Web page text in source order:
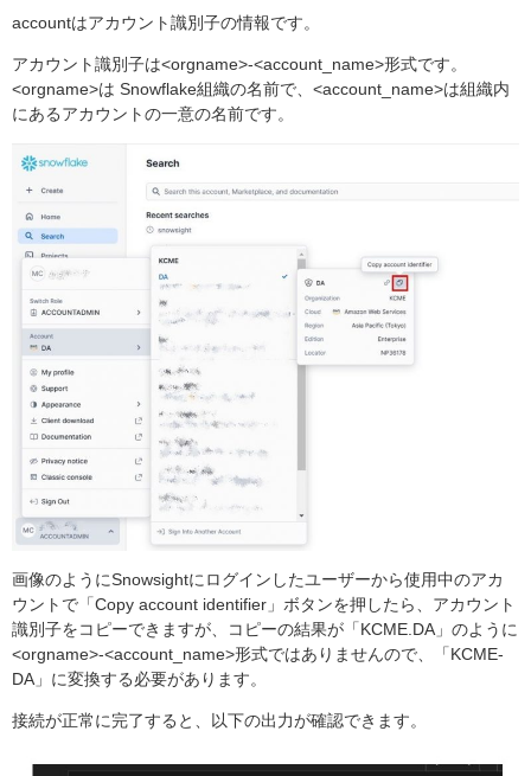
accountはアカウント識別子の情報です。
アカウント識別子は<orgname>-<account_name>形式です。
<orgname>は Snowflake組織の名前で、<account_name>は組織内
にあるアカウントの一意の名前です。
画像のようにSnowsightにログインしたユーザーから使用中のアカ
ウントで「Copy account identifier」ボタンを押したら、アカウント
識別子をコピーできますが、コピーの結果が「KCME.DA」のように
<orgname>-<account_name>形式ではありませんので、「KCME-
DA」に変換する必要があります。
接続が正常に完了すると、以下の出力が確認できます。